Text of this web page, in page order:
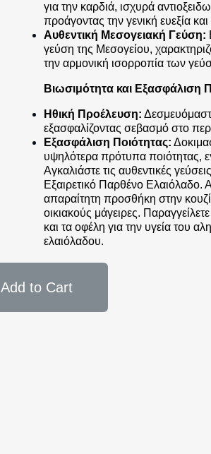
για την καρδιά, ισχυρά
προάγοντας την γενική ευεξία
Αυθεντική Μεσογειακή Γεύση:
γεύση της Μεσογείου,
την αρμονική ισορροπία των
Βιωσιμότητα και Εξασφάλιση
Ηθική Προέλευση:
εξασφαλίζοντας σεβασμό στο
Εξασφάλιση Ποιότητας:
υψηλότερα πρότυπα ποιότητας,
Αγκαλιάστε τις αυθεντικές
Εξαιρετικό Παρθένο Ελαιόλαδο.
απαραίτητη προσθήκη στην
οικιακούς μάγειρες.
και τα οφέλη για την υγεία του
ελαιόλαδου.
Add to Cart